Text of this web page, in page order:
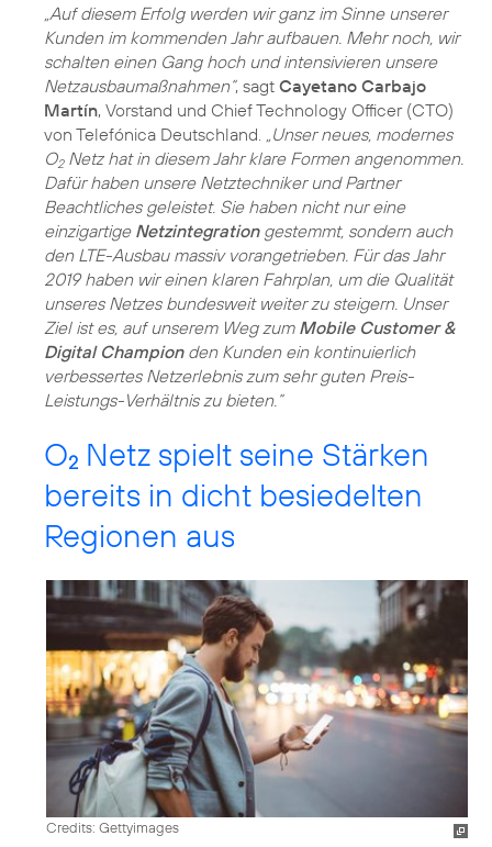
„Auf diesem Erfolg werden wir ganz im Sinne unserer
Kunden im kommenden Jahr aufbauen. Mehr noch, wir
schalten einen Gang hoch und intensivieren unsere
Netzausbaumaßnahmen“, sagt Cayetano Carbajo
Martín, Vorstand und Chief Technology Officer (CTO)
von Telefónica Deutschland.
„Unser neues, modernes
O2Netz hat in diesem Jahr klare Formen angenommen.
Dafür haben unsere Netztechniker und Partner
Beachtliches geleistet. Sie haben nicht nur eine
einzigartige Netzintegration gestemmt, sondern auch
den LTE-Ausbau massiv vorangetrieben. Für das Jahr
2019 haben wir einen klaren Fahrplan, um die Qualität
unseres Netzes bundesweit weiter zu steigern. Unser
Ziel ist es, auf unserem Weg zum Mobile Customer &
Digital Championden Kunden ein kontinuierlich
verbessertes Netzerlebnis zum sehr guten Preis-
Leistungs-Verhältnis zu bieten.“
O2 Netz spielt seine Stärken
bereits in dicht besiedelten
Regionen aus
Credits: Gettyimages